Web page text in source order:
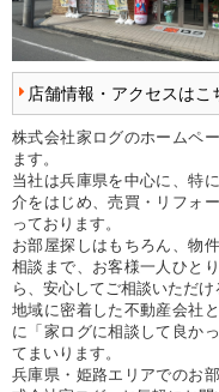
店舗情報・アクセスはこ
株式会社家ログのホームペ
ます。
当社は兵庫県を中心に、特
介をはじめ、売買・リフォ
っております。
お部屋探しはもちろん、物
相談まで、お客様一人ひと
ら、安心してご相談いただけ
地域に密着した不動産会社
に「家ログに相談して良か
てまいります。
兵庫県・姫路エリアでのお